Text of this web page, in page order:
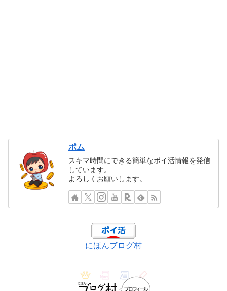
ポム
スキマ時間にできる簡単なポイ活情報を発信
しています。
よろしくお願いします。
にほんブログ村